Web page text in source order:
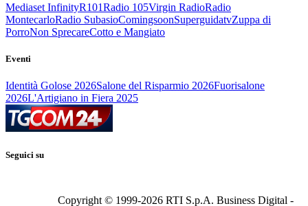
Mediaset InfinityR101Radio 105Virgin RadioRadio
MontecarloRadio SubasioComingsoonSuperguidatvZuppa di
PorroNon SprecareCotto e Mangiato
Eventi
Identità Golose 2026Salone del Risparmio 2026Fuorisalone
2026L'Artigiano in Fiera 2025
Seguici su
Copyright © 1999-2026 RTI S.p.A. Business Digital -